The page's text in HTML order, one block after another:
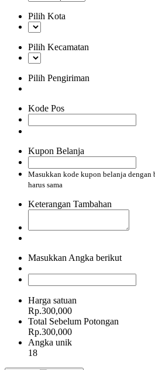
Pilih Kota
Pilih Kecamatan
Pilih Pengiriman
Kode Pos
Kupon Belanja
Masukkan kode kupon belanja dengan
harus sama
Keterangan Tambahan
Masukkan Angka berikut
Harga satuan
Rp.300,000
Total Sebelum Potongan
Rp.300,000
Angka unik
18